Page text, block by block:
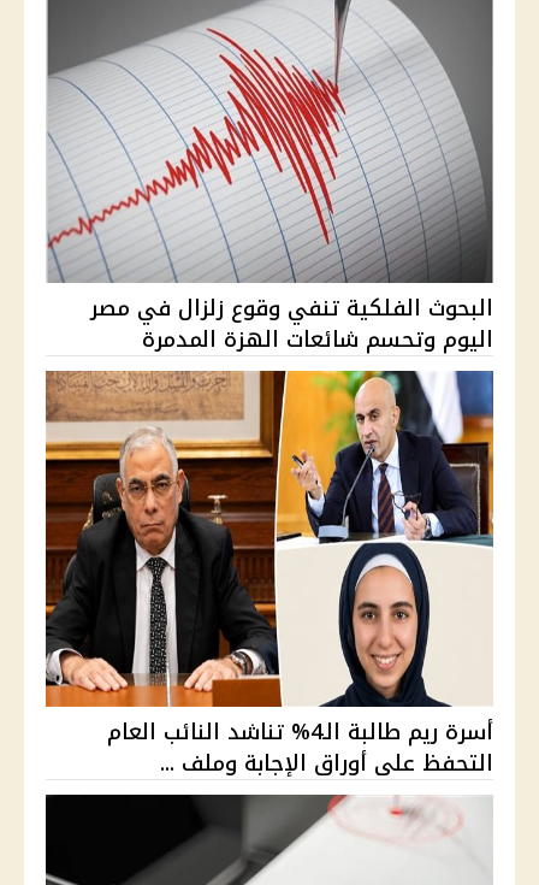
البحوث الفلكية تنفي وقوع زلزال في مصر
اليوم وتحسم شائعات الهزة المدمرة
أسرة ريم طالبة الـ4% تناشد النائب العام
التحفظ على أوراق الإجابة وملف ...